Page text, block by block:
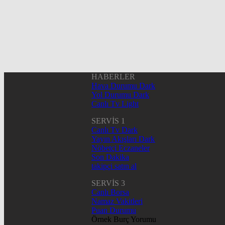
HABERLER
Hava Durumu Dark
Yol Durumu Dark
Canlı Tv Light
SERVİS 1
Canlı Tv Dark
Yayın Akışları Dark
Nöbetçi Eczaneler
Son Dakika
takipçi satın al
SERVİS 3
Canlı Borsa
Namaz Vakitleri
Puan Durumu
Örnek Burç Yorumu